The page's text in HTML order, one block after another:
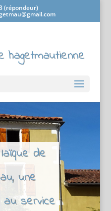
(répondeur)
de
une
au service